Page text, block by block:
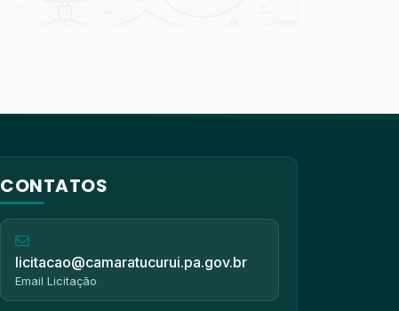
CONTATOS
licitacao@camaratucurui.pa.gov.br
Email Licitação